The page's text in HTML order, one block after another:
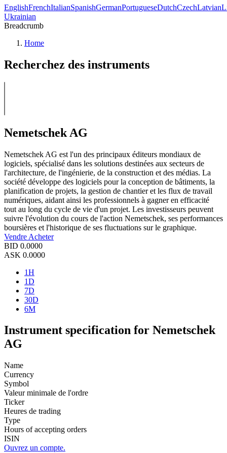
EnglishFrenchItalianSpanishGermanPortugueseDutchCzechLatvian
Ukrainian
Breadcrumb
Home
Recherchez des instruments
Nemetschek AG
Nemetschek AG est l'un des principaux éditeurs mondiaux de
logiciels, spécialisé dans les solutions destinées aux secteurs de
l'architecture, de l'ingénierie, de la construction et des médias. La
société développe des logiciels pour la conception de bâtiments, la
planification de projets, la gestion de chantier et les flux de travail
numériques, aidant ainsi les professionnels à gagner en efficacité
tout au long du cycle de vie d'un projet. Les investisseurs peuvent
suivre l'évolution du cours de l'action Nemetschek, ses performances
boursières et l'historique de ses fluctuations sur le graphique.
Vendre Acheter
BID 0.0000
ASK 0.0000
1H
1D
7D
30D
6M
Instrument specification for Nemetschek
AG
Name
Currency
Symbol
Valeur minimale de l'ordre
Ticker
Heures de trading
Type
Hours of accepting orders
ISIN
Ouvrez un compte.